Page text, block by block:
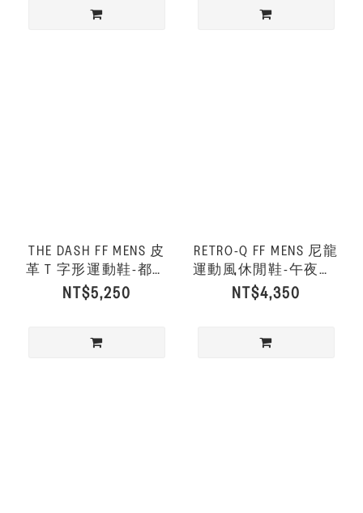
THE DASH FF MENS 皮
革 T 字形運動鞋-都會
白
NT$5,250
RETRO-Q FF MENS 尼龍
運動風休閒鞋-午夜藍/
落日橙
NT$4,350